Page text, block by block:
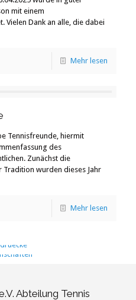
mit einem
Vielen Dank an alle, die dabei
Mehr lesen
Tennisfreunde, hiermit
des
Zunächst die
wurden dieses Jahr
Mehr lesen
Abteilung Tennis